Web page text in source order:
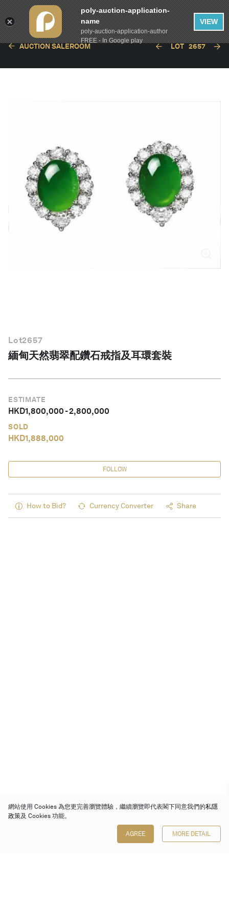
AUCTION SALEROOM LOT 2657
Lot2657
緬甸天然翡翠配鑽石戒指及耳環套裝
ESTIMATE
HKD1,800,000-2,800,000
SOLD
HKD1,888,000
FOLLOW
How to Bid? Currency Converter Share
網站使用 Cookies 為您更完善瀏覽體驗，繼續瀏覽即代表閣下同意我們的私隱
政策及 Cookies 功能。
AGREE MORE DETAIL
poly-auction-application-
name
poly-auction-application-author
FREE - In Google play
VIEW